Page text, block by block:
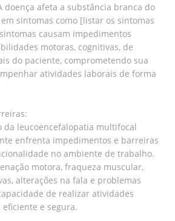
doença afeta a substância branca do
sintomas como [listar os sintomas
causam impedimentos
motoras, cognitivas, de
do paciente, comprometendo sua
atividades laborais de forma
da leucoencefalopatia multifocal
enfrenta impedimentos e barreiras
no ambiente de trabalho.
motora, fraqueza muscular,
alterações na fala e problemas
de realizar atividades
e segura.